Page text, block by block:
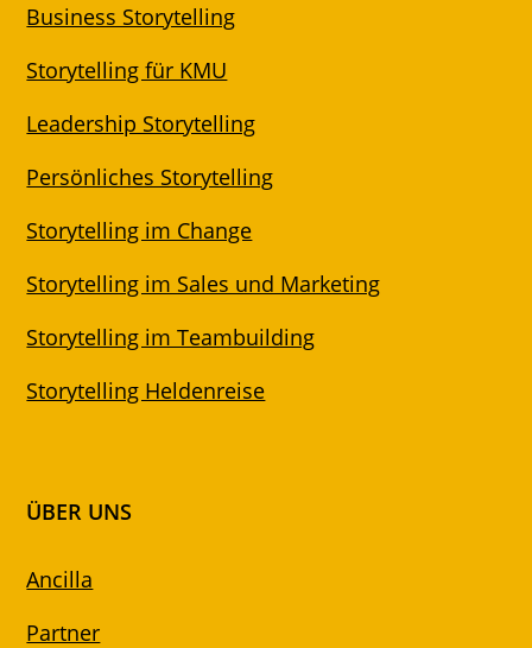
Business Storytelling
Storytelling für KMU
Leadership Storytelling
Persönliches Storytelling
Storytelling im Change
Storytelling im Sales und Marketing
Storytelling im Teambuilding
Storytelling Heldenreise
ÜBER UNS
Ancilla
Partner